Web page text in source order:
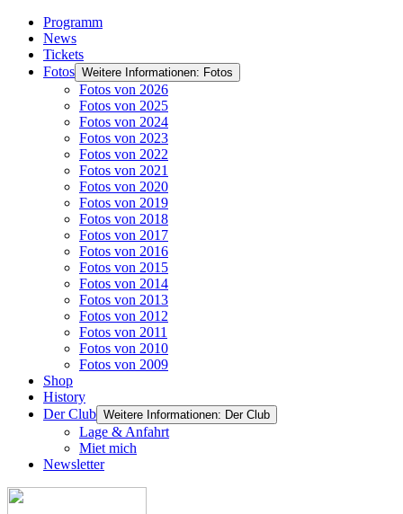
Programm
News
Tickets
Fotos Weitere Informationen: Fotos
Fotos von 2026
Fotos von 2025
Fotos von 2024
Fotos von 2023
Fotos von 2022
Fotos von 2021
Fotos von 2020
Fotos von 2019
Fotos von 2018
Fotos von 2017
Fotos von 2016
Fotos von 2015
Fotos von 2014
Fotos von 2013
Fotos von 2012
Fotos von 2011
Fotos von 2010
Fotos von 2009
Shop
History
Der Club Weitere Informationen: Der Club
Lage & Anfahrt
Miet mich
Newsletter